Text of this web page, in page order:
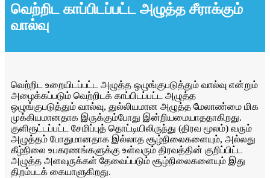
வெற்றிட காப்பிடப்பட்ட அழுத்த சீராக்கும்
வால்வு
வெற்றிட உறையிடப்பட்ட அழுத்த ஒழுங்குபடுத்தும் வால்வு என்றும்
அழைக்கப்படும் வெற்றிடக் காப்பிடப்பட்ட அழுத்த
ஒழுங்குபடுத்தும் வால்வு, துல்லியமான அழுத்த மேலாண்மை மிக
முக்கியமானதாக இருக்கும்போது இன்றியமையாததாகிறது.
குளிரூட்டப்பட்ட சேமிப்புத் தொட்டியிலிருந்து (திரவ மூலம்) வரும்
அழுத்தம் போதுமானதாக இல்லாத சூழ்நிலைகளையும், அல்லது
கீழ்நிலை உபகரணங்களுக்கு உள்வரும் திரவத்தின் குறிப்பிட்ட
அழுத்த அளவுருக்கள் தேவைப்படும் சூழ்நிலைகளையும் இது
திறம்படக் கையாளுகிறது.